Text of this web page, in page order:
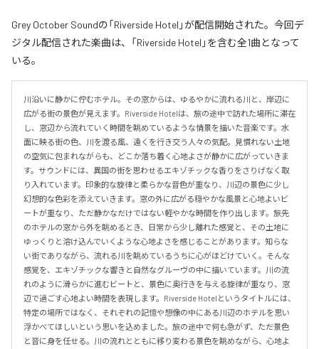
Grey October Soundの「Riverside Hotel」が配信開始された。今回デ
ジタル配信された楽曲は、「Riverside Hotel」を含む全1曲となって
いる。
川沿いに静かに佇むホテル。その窓からは、ゆるやかに流れる川と、岸辺に
広がる街の景色が見えます。Riverside Hotelは、旅の途中で訪れた場所に滞在
し、窓辺から流れていく時間を眺めているような情景を描いた音楽です。水
面に映る街の色、川を渡る風、遠くを行き交う人々の気配。見慣れない土地
の空気に包まれながらも、どこか落ち着く心地よさが静かに広がっていきま
す。サウンドには、異国の街を思わせるエキゾチックな香りをさりげなく取
り入れています。印象的な旋律と柔らかな音色が重なり、川辺の景色に少し
幻想的な色彩を添えていきます。窓の外に広がる穏やかな風景と心地よいビ
ートが重なり、ただ静かなだけではない軽やかな時間を作り出します。旅先
のホテルの窓から外を眺めるとき、日常から少し離れた感覚と、その土地に
ゆっくりと溶け込んでいくような心地よさを感じることがあります。知らな
い街でありながら、流れる川を眺めているうちに心がほどけていく。そんな
感覚を、エキゾチックな響きと自然なグルーヴの中に描いています。川の流
れのように滑らかに進むビートと、景色に奥行きを与える旋律が重なり、窓
辺で過ごす心地よい時間を表現します。Riverside Hotelというタイトルには、
特定の場所ではなく、それぞれの記憶や想像の中にある川辺のホテルを思い
浮かべてほしいという思いを込めました。旅の途中で何も急がず、ただ景色
と音に身を任せる。川の流れとともに移り変わる景色を眺めながら、心地よ